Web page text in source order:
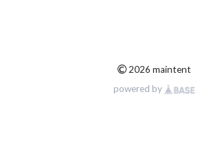
© 2026 maintent
powered by